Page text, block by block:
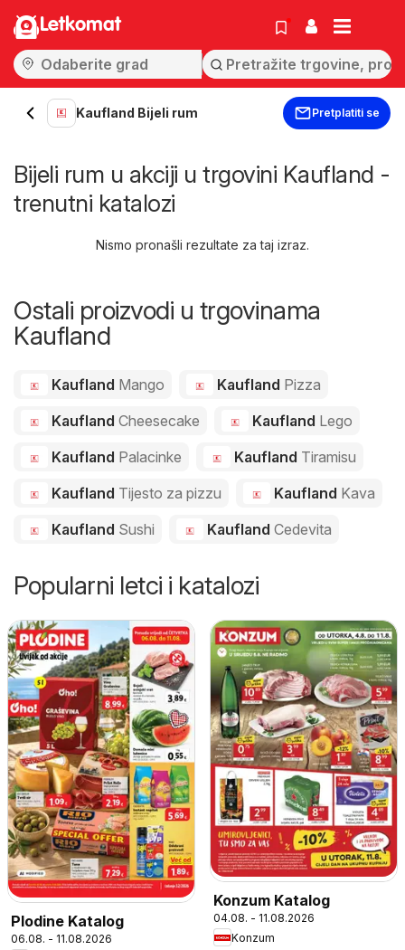
Letkomat
Kaufland Bijeli rum Pretplatiti se
Bijeli rum u akciji u trgovini Kaufland -
trenutni katalozi
Nismo pronašli rezultate za taj izraz.
Ostali proizvodi u trgovinama
Kaufland
Kaufland Mango Kaufland Pizza
Kaufland Cheesecake Kaufland Lego
Kaufland Palacinke Kaufland Tiramisu
Kaufland Tijesto za pizzu Kaufland Kava
Kaufland Sushi Kaufland Cedevita
Popularni letci i katalozi
Plodine Katalog
06.08. - 11.08.2026
Konzum Katalog
04.08. - 11.08.2026
Konzum